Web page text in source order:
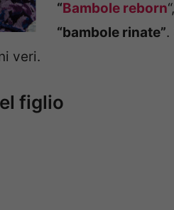
“Bambole reborn
“bambole rinate”.
veri.
figlio